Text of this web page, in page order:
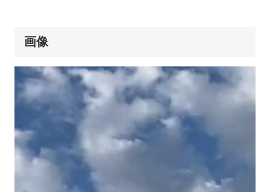
画像